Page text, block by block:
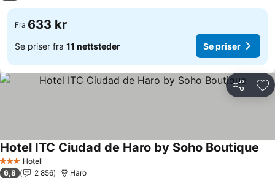
Fra 633 kr
Se priser fra 11 nettsteder Se priser
Del
3 StjernerHotell
Hotel ITC Ciudad de Haro by Soho Boutique
6,8 2 856 Haro